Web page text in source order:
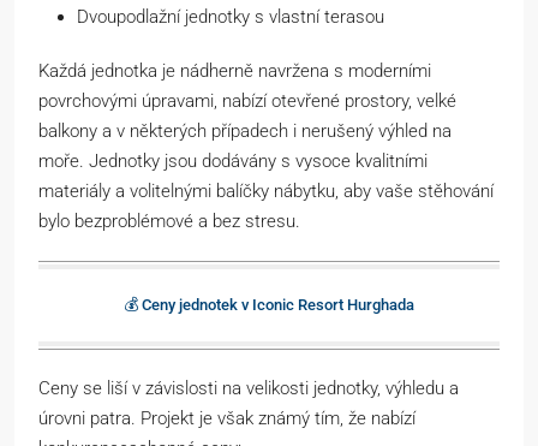
Dvoupodlažní jednotky s vlastní terasou
Každá jednotka je nádherně navržena s moderními
povrchovými úpravami, nabízí otevřené prostory, velké
balkony a v některých případech i nerušený výhled na
moře. Jednotky jsou dodávány s vysoce kvalitními
materiály a volitelnými balíčky nábytku, aby vaše stěhování
bylo bezproblémové a bez stresu.
💰 Ceny jednotek v Iconic Resort Hurghada
Ceny se liší v závislosti na velikosti jednotky, výhledu a
úrovni patra. Projekt je však známý tím, že nabízí